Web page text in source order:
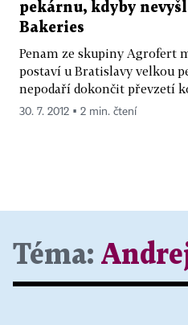
pekárnu, kdyby
Bakeries
Penam ze skupiny Agrofert
postaví u Bratislavy velkou
nepodaří dokončit převzetí
30. 7. 2012 ▪ 2 min. čtení
Téma: